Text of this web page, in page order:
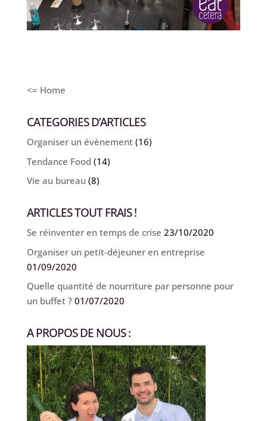
<= Home
CATEGORIES D’ARTICLES
Organiser un évènement(16)
Tendance Food (14)
Vie au bureau (8)
ARTICLES TOUT FRAIS !
Se réinventer en temps de crise 23/10/2020
Organiser un petit-déjeuner en entreprise
01/09/2020
Quelle quantité de nourriture par personne pour
un buffet ? 01/07/2020
A PROPOS DE NOUS :